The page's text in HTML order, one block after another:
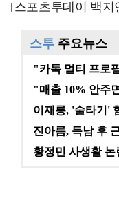
[스포츠투데이 백지
스투 주요뉴스
"매출 10% 안주